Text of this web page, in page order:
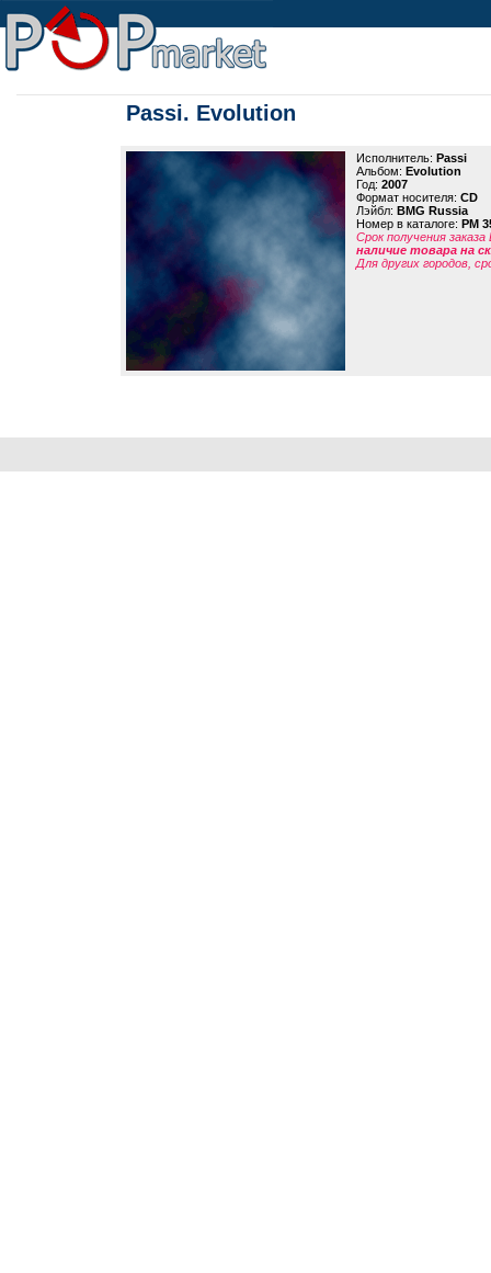
Passi. Evolution
Исполнитель: Passi
Альбом: Evolution
Год: 2007
Формат носителя: CD
Лэйбл: BMG Russia
Номер в каталоге: PM
Срок получения
наличие товара на
Для других городов,